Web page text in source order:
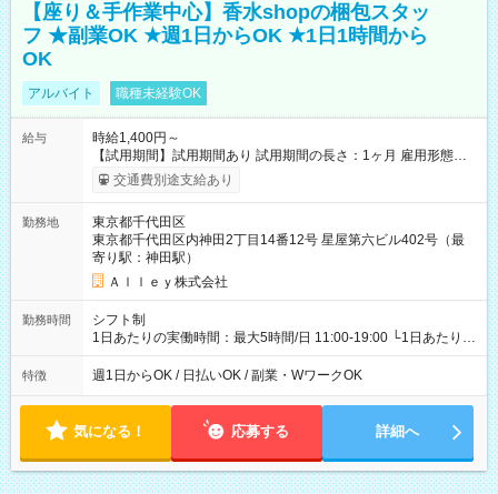
【座り＆手作業中心】香水shopの梱包スタッ
フ ★副業OK ★週1日からOK ★1日1時間から
OK
アルバイト 職種未経験OK
給与
時給1,400円～
【試用期間】試用期間あり 試用期間の長さ：1ヶ月 雇用形態、
給与は本採用時と同じです。
交通費別途支給あり
勤務地
東京都千代田区
東京都千代田区内神田2丁目14番12号 星屋第六ビル402号（最
寄り駅：神田駅）
Ａｌｌｅｙ株式会社
勤務時間
シフト制
1日あたりの実働時間：最大5時間/日 11:00-19:00 └1日あたりの
実働時間：1-5時間 └上記の時間帯内であれば、いつでも勤務可
能！ └平日・土曜日の中で、お好きな曜日でご勤務いただけま
18:00 などのように、自由な働き方が可能なお仕事です！
特徴 週1日からOK / 日払いOK / 副業・WワークOK
気になる！ 応募する 詳細へ